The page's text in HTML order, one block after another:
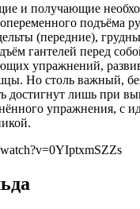
и получающие
подъёма
(передние),
гантелей перед
упражнений,
Но столь важный,
достигнут лишь при
упражнения, с